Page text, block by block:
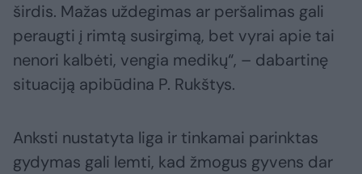
širdis. Mažas uždegimas ar peršalimas gali
peraugti į rimtą susirgimą, bet vyrai apie tai
nenori kalbėti, vengia medikų“, – dabartinę
situaciją apibūdina P. Rukštys.
Anksti nustatyta liga ir tinkamai parinktas
gydymas gali lemti, kad žmogus gyvens dar